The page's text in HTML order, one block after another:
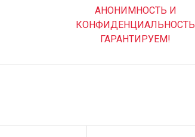
АНОНИМНОСТЬ И
КОНФИДЕНЦИАЛЬНОСТЬ
ГАРАНТИРУЕМ!